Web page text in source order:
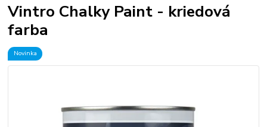
Vintro Chalky Paint - kriedová
farba
Novinka